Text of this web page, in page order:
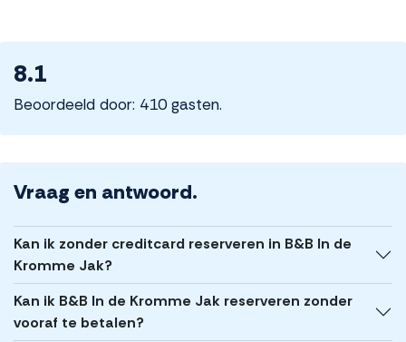
8.1
Beoordeeld door: 410 gasten.
Vraag en antwoord.
Kan ik zonder creditcard reserveren in B&B In de
Kromme Jak?
Kan ik B&B In de Kromme Jak reserveren zonder
vooraf te betalen?